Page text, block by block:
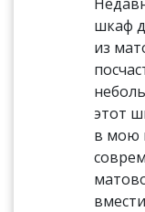
шкаф
из
этот
в мою